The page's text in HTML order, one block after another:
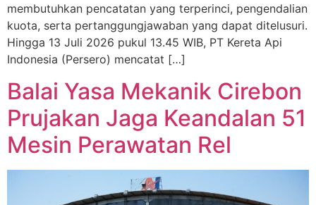
membutuhkan pencatatan yang terperinci, pengendalian
kuota, serta pertanggungjawaban yang dapat ditelusuri.
Hingga 13 Juli 2026 pukul 13.45 WIB, PT Kereta Api
Indonesia (Persero) mencatat […]
Balai Yasa Mekanik Cirebon
Prujakan Jaga Keandalan 51
Mesin Perawatan Rel